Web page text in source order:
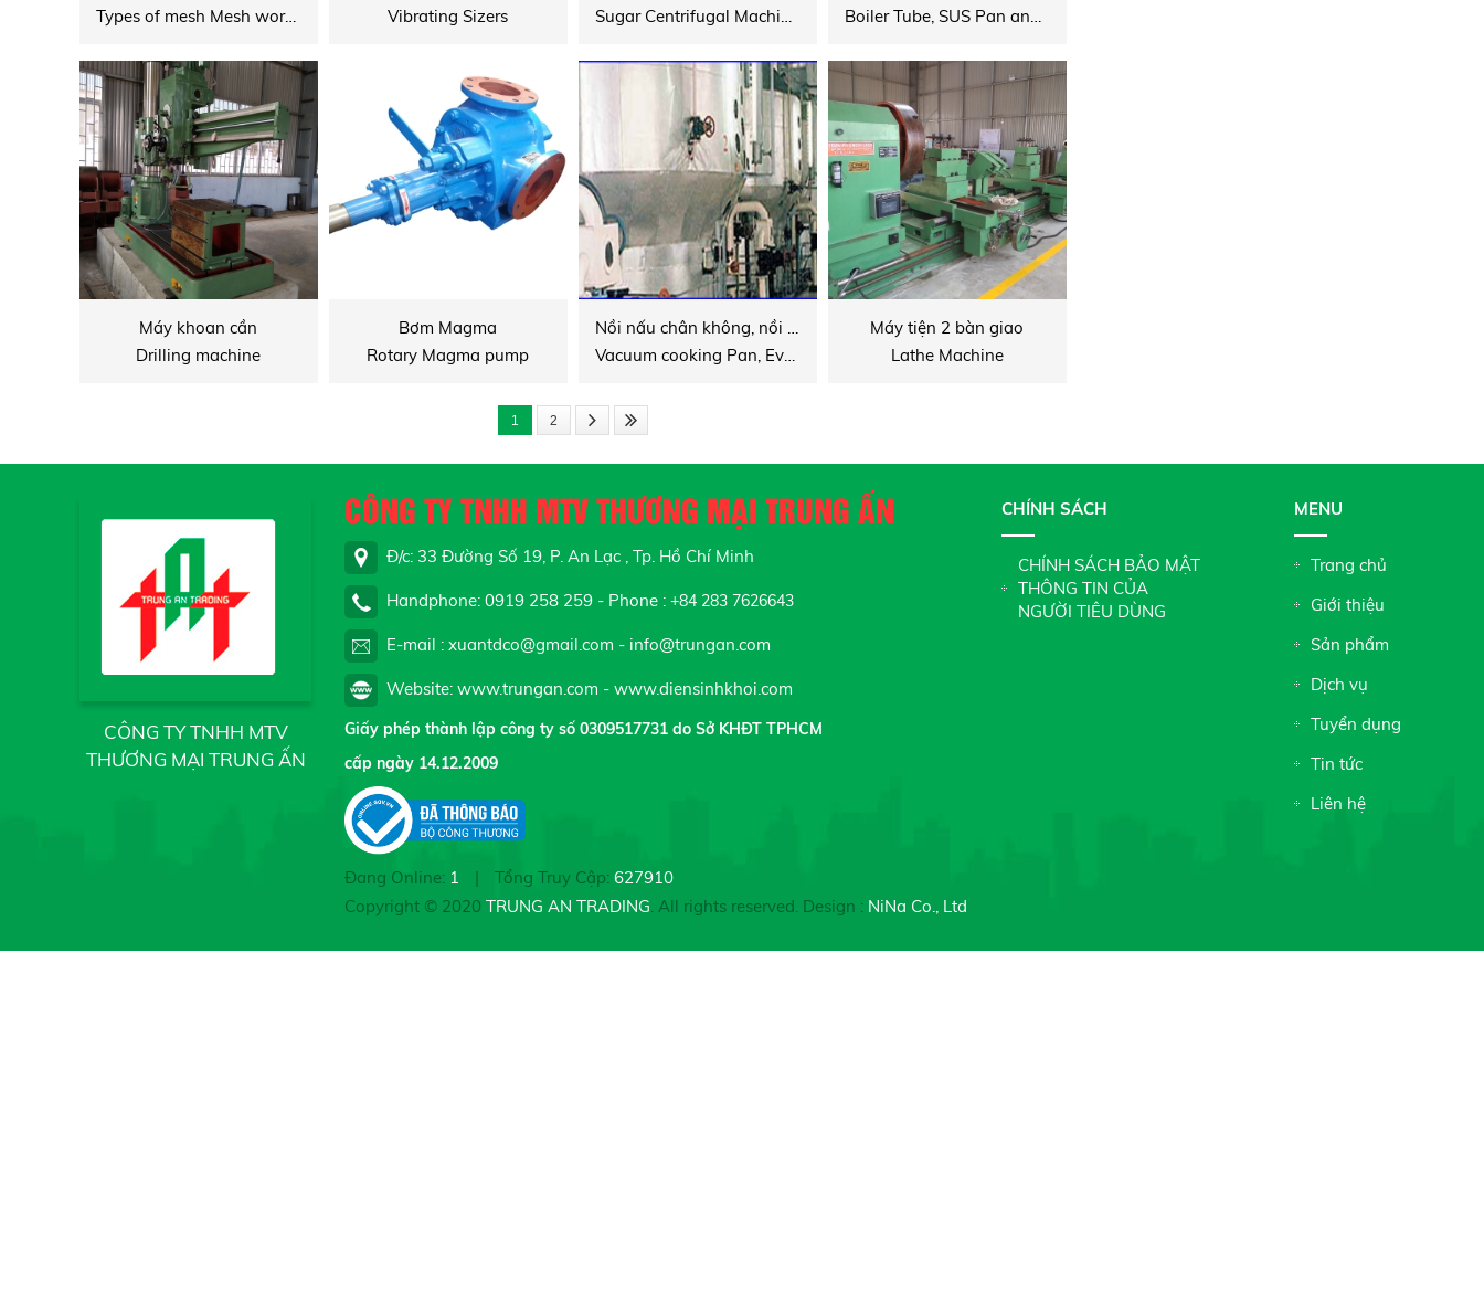
Types of mesh Mesh working for centrifuge
Vibrating Sizers
Sugar Centrifugal Machine Centrifugals Screen, All kinds of imported Spare Parts
Boiler Tube, SUS Pan and Evaporator Tube
Máy khoan cần
Drilling machine
Bơm Magma
Rotary Magma pump
Vacuum cooking Pan, Evaporator, Crystalliser
Máy tiện 2 bàn giao
Lathe Machine
1 2
CÔNG TY TNHH MTV
THƯƠNG MẠI TRUNG ẤN
CÔNG TY TNHH MTV THƯƠNG MẠI TRUNG ẤN
Đ/c: 33 Đường Số 19, P. An Lạc , Tp. Hồ Chí Minh
Handphone: 0919 258 259 - Phone : +84 283 7626643
E-mail : xuantdco@gmail.com - info@trungan.com
Website: www.trungan.com - www.diensinhkhoi.com
Giấy phép thành lập công ty số 0309517731 do Sở KHĐT TPHCM
cấp ngày 14.12.2009
Đang Online: 1 | Tổng Truy Cập: 627910
Copyright © 2020 TRUNG AN TRADING. All rights reserved. Design : NiNa Co., Ltd
CHÍNH SÁCH
CHÍNH SÁCH BẢO MẬT
THÔNG TIN CỦA
NGƯỜI TIÊU DÙNG
MENU
Trang chủ
Giới thiệu
Sản phẩm
Dịch vụ
Tuyển dụng
Tin tức
Liên hệ